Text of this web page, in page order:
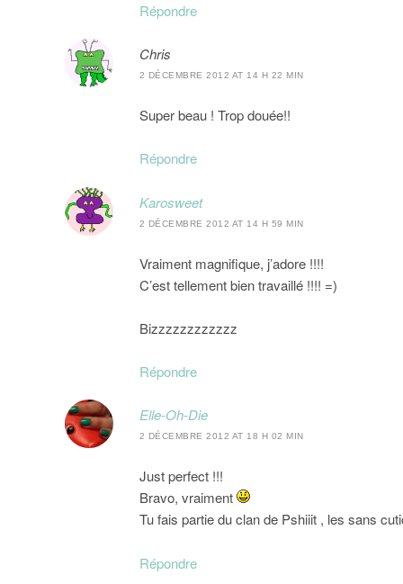
Répondre
Chris
2 DÉCEMBRE 2012 AT 14 H 22 MIN
Super beau ! Trop douée!!
Répondre
Karosweet
2 DÉCEMBRE 2012 AT 14 H 59 MIN
Vraiment magnifique, j’adore !!!!
C’est tellement bien travaillé !!!! =)
Bizzzzzzzzzzzz
Répondre
Elle-Oh-Die
2 DÉCEMBRE 2012 AT 18 H 02 MIN
Just perfect !!!
Bravo, vraiment
Tu fais partie du clan de Pshiiit , les sans
Répondre